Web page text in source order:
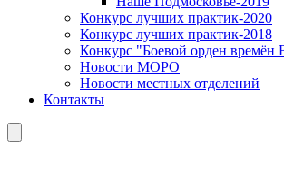
Конкурс лучших практик-2020
Конкурс лучших практик-2018
Конкурс "Боевой орден времён
Новости МОРО
Новости местных отделений
Контакты